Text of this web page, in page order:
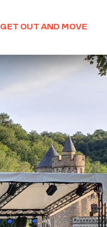
GET OUT AND MOVE